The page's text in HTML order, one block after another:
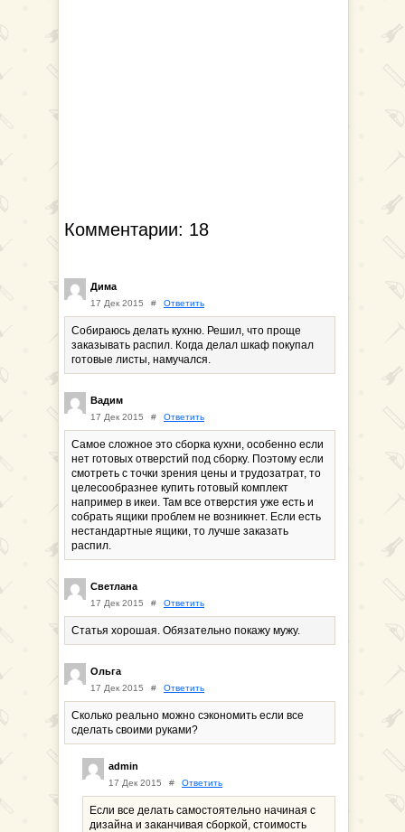
Комментарии: 18
Дима
17 Дек 2015 # Ответить
Собираюсь делать кухню. Решил, что проще
заказывать распил. Когда делал шкаф покупал
готовые листы, намучался.
Вадим
17 Дек 2015 # Ответить
Самое сложное это сборка кухни, особенно если
нет готовых отверстий под сборку. Поэтому если
смотреть с точки зрения цены и трудозатрат, то
целесообразнее купить готовый комплект
например в икеи. Там все отверстия уже есть и
собрать ящики проблем не возникнет. Если есть
нестандартные ящики, то лучше заказать
распил.
Светлана
17 Дек 2015 # Ответить
Статья хорошая. Обязательно покажу мужу.
Ольга
17 Дек 2015 # Ответить
Сколько реально можно сэкономить если все
сделать своими руками?
admin
17 Дек 2015 # Ответить
Если все делать самостоятельно начиная с
дизайна и заканчивая сборкой, стоимость